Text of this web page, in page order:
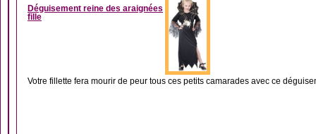
Déguisement reine des araignées
fille
Votre fillette fera mourir de peur tous ces petits camarades avec ce